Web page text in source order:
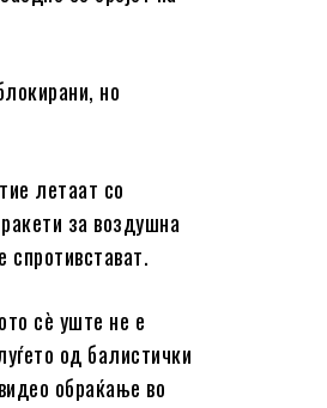
но
летаат со
за воздушна
сè уште не е
од балистички
обраќање во